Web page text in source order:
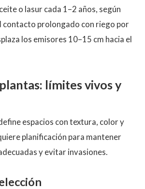
o lasur cada 1–2 años, según
contacto prolongado con riego por
los emisores 10–15 cm hacia el
límites vivos y
espacios con textura, color y
planificación para mantener
y evitar invasiones.